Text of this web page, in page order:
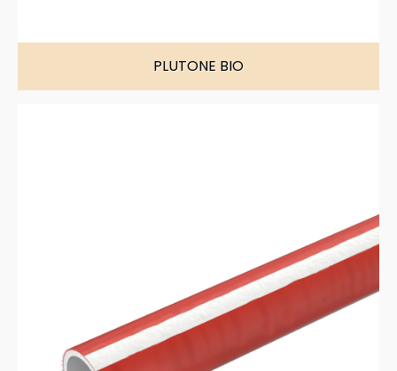
PLUTONE BIO